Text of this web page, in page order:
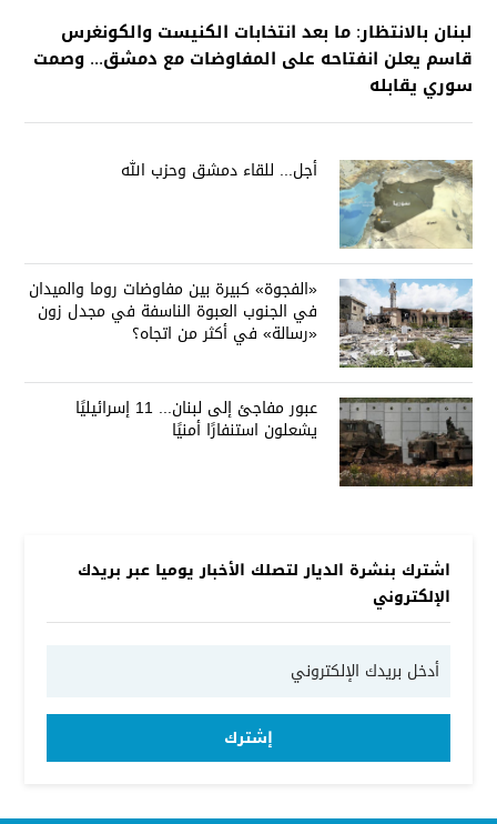
لبنان بالانتظار: ما بعد انتخابات الكنيست والكونغرس
قاسم يعلن انفتاحه على المفاوضات مع دمشق... وصمت
سوري يقابله
أجل... للقاء دمشق وحزب الله
«الفجوة» كبيرة بين مفاوضات روما والميدان
في الجنوب العبوة الناسفة في مجدل زون
«رسالة» في أكثر من اتجاه؟
عبور مفاجئ إلى لبنان... 11 إسرائيليًا
يشعلون استنفارًا أمنيًا
اشترك بنشرة الديار لتصلك الأخبار يوميا عبر بريدك
الإلكتروني
إشترك